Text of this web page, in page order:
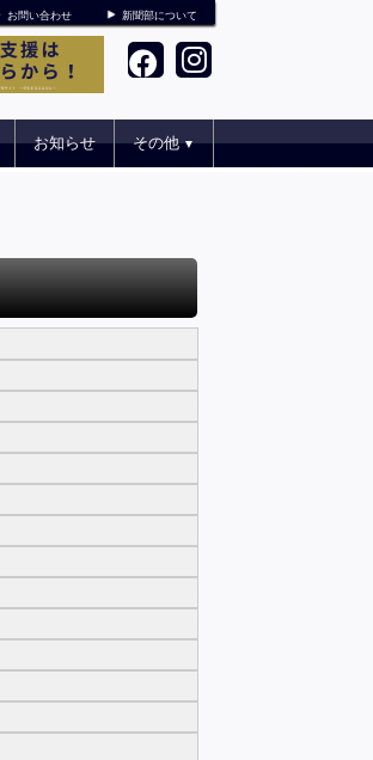
お問い合わせ 新聞部について
お知らせ その他▼